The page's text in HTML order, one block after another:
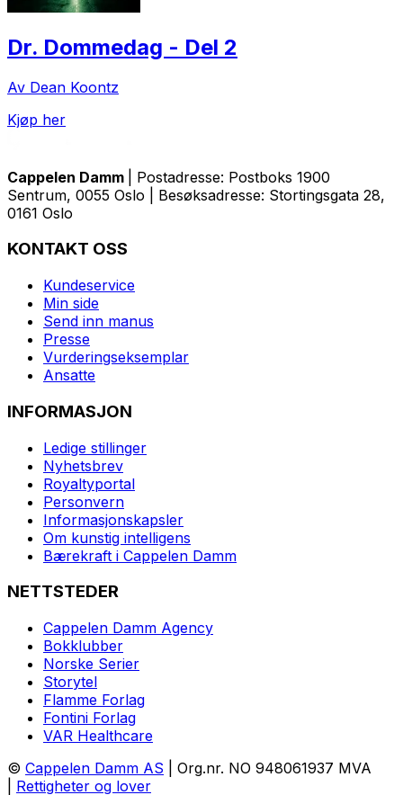
Dr. Dommedag - Del 2
Av Dean Koontz
Kjøp her
Cappelen Damm
| Postadresse: Postboks 1900
Sentrum, 0055 Oslo | Besøksadresse: Stortingsgata 28,
0161 Oslo
KONTAKT OSS
Kundeservice
Min side
Send inn manus
Presse
Vurderingseksemplar
Ansatte
INFORMASJON
Ledige stillinger
Nyhetsbrev
Royaltyportal
Personvern
Informasjonskapsler
Om kunstig intelligens
Bærekraft i Cappelen Damm
NETTSTEDER
Cappelen Damm Agency
Bokklubber
Norske Serier
Storytel
Flamme Forlag
Fontini Forlag
VAR Healthcare
© Cappelen Damm AS | Org.nr. NO 948061937 MVA
Rettigheter og lover